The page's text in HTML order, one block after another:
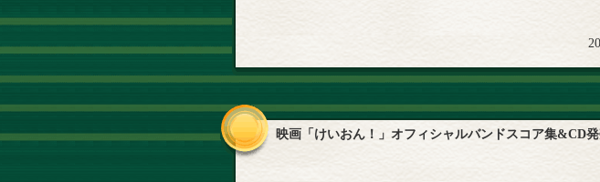
映画「けいおん！」オフィシャルバンドスコア集&CD発